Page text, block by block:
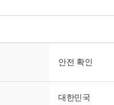
안전 확인
대한민국